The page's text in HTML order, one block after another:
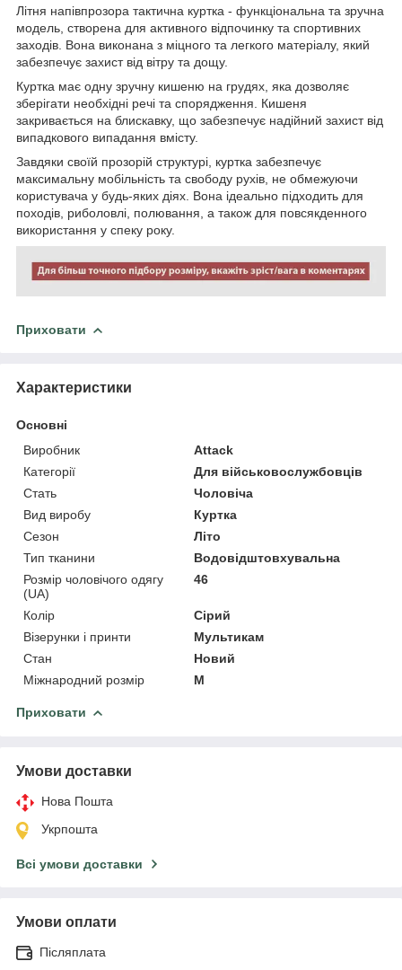
Літня напівпрозора тактична куртка - функціональна та зручна
модель, створена для активного відпочинку та спортивних
заходів. Вона виконана з міцного та легкого матеріалу, який
забезпечує захист від вітру та дощу.
Куртка має одну зручну кишеню на грудях, яка дозволяє
зберігати необхідні речі та спорядження. Кишеня
закривається на блискавку, що забезпечує надійний захист від
випадкового випадання вмісту.
Завдяки своїй прозорій структурі, куртка забезпечує
максимальну мобільність та свободу рухів, не обмежуючи
користувача у будь-яких діях. Вона ідеально підходить для
походів, риболовлі, полювання, а також для повсякденного
використання у спеку року.
Приховати
Характеристики
Основні
Виробник
Attack
Категорії
Для військовослужбовців
Стать
Чоловіча
Вид виробу
Куртка
Сезон
Літо
Тип тканини
Водовідштовхувальна
Розмір чоловічого одягу
(UA)
46
Колір
Сірий
Візерунки і принти
Мультикам
Стан
Новий
Міжнародний розмір
M
Приховати
Умови доставки
Нова Пошта
Укрпошта
Всі умови доставки
Умови оплати
Післяплата